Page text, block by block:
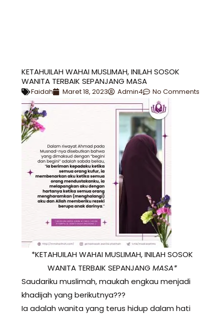
KETAHUILAH WAHAI MUSLIMAH, INILAH SOSOK
WANITA TERBAIK SEPANJANG MASA
Faidah Maret 18, 2023 Admin4 No Comments
*KETAHUILAH WAHAI MUSLIMAH, INILAH SOSOK
WANITA TERBAIK SEPANJANG MASA*
Saudariku muslimah, maukah engkau menjadi
khadijah yang berikutnya???
Ia adalah wanita yang terus hidup dalam hati